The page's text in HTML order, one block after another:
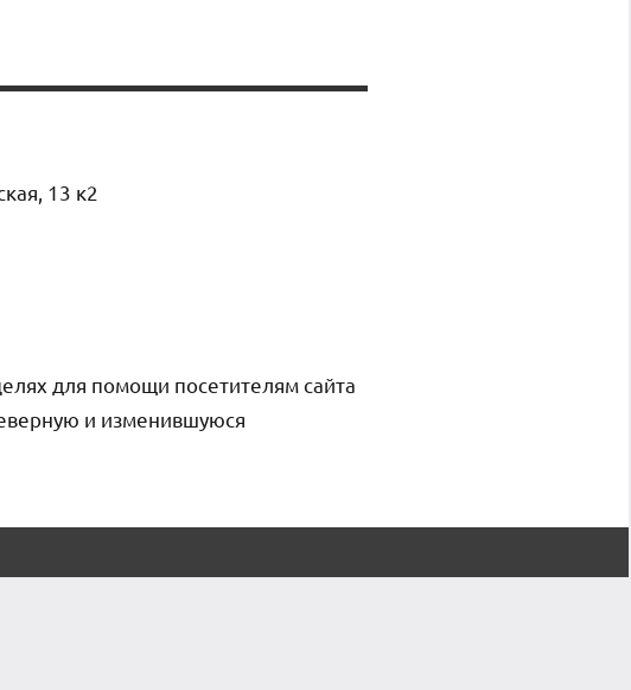
13 к2
для помощи посетителям сайта
и изменившуюся